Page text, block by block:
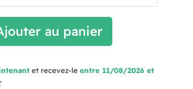
au panier
et recevez-le entre 11/08/2026 et